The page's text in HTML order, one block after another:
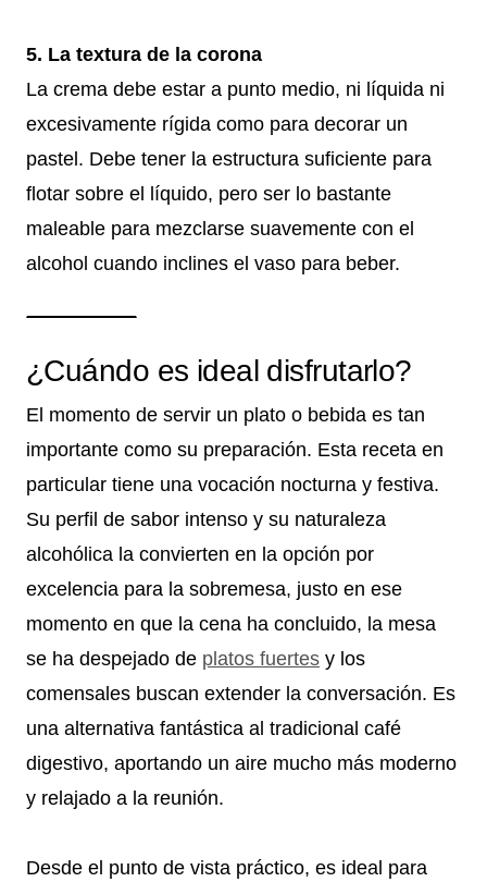
5. La textura de la corona
La crema debe estar a punto medio, ni líquida ni
excesivamente rígida como para decorar un
pastel. Debe tener la estructura suficiente para
flotar sobre el líquido, pero ser lo bastante
maleable para mezclarse suavemente con el
alcohol cuando inclines el vaso para beber.
¿Cuándo es ideal disfrutarlo?
El momento de servir un plato o bebida es tan
importante como su preparación. Esta receta en
particular tiene una vocación nocturna y festiva.
Su perfil de sabor intenso y su naturaleza
alcohólica la convierten en la opción por
excelencia para la sobremesa, justo en ese
momento en que la cena ha concluido, la mesa
se ha despejado de platos fuertes y los
comensales buscan extender la conversación. Es
una alternativa fantástica al tradicional café
digestivo, aportando un aire mucho más moderno
y relajado a la reunión.
Desde el punto de vista práctico, es ideal para